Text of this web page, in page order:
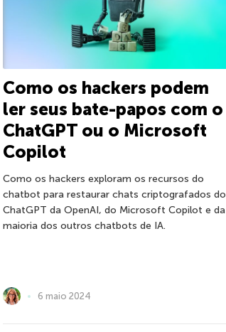
Como os hackers podem
ler seus bate-papos com o
ChatGPT ou o Microsoft
Copilot
Como os hackers exploram os recursos do
chatbot para restaurar chats criptografados do
ChatGPT da OpenAI, do Microsoft Copilot e da
maioria dos outros chatbots de IA.
6 maio 2024